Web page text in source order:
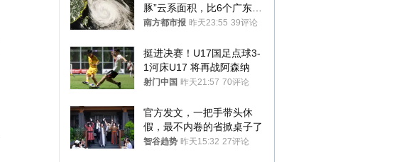
豚”云系面积，比6个广东还
大！深圳官方：注意这件事
南方都市报 昨天23:55 39评论
挺进决赛！U17国足点球3-
1河床U17 将再战阿森纳
射门中国 昨天21:57 70评论
官方发文，一把手带头休
假，最不内卷的省掀桌子了
智谷趋势 昨天15:32 27评论